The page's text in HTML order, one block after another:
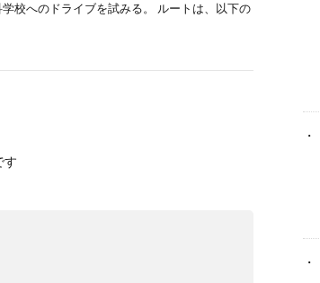
校へのドライブを試みる。 ルートは、以下の
す